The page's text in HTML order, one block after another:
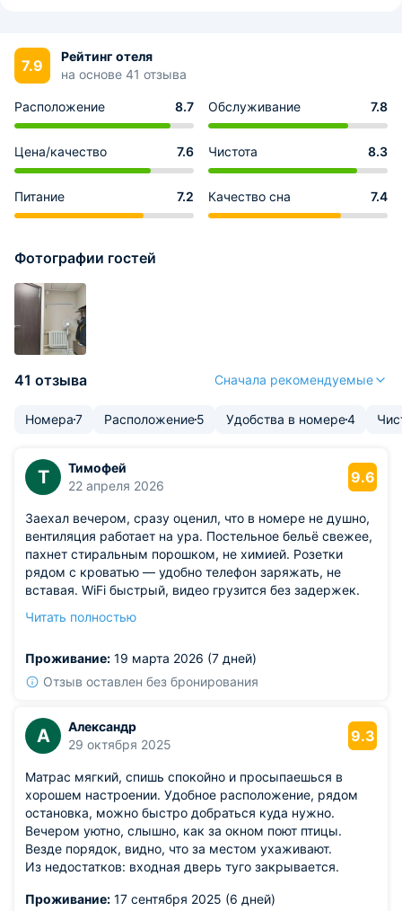
7.9
Рейтинг отеля
на основе 41 отзыва
Расположение 8.7 Обслуживание 7.8
Цена/качество 7.6 Чистота 8.3
Питание 7.2 Качество сна 7.4
Фотографии гостей
41 отзыва Сначала рекомендуемые
Номера7 Расположение5 Удобства в номере4
Т
Тимофей
22 апреля 2026
9.6
Заехал вечером, сразу оценил, что в номере не душно,
вентиляция работает на ура. Постельное бельё свежее,
пахнет стиральным порошком, не химией. Розетки
рядом с кроватью — удобно телефон заряжать, не
вставая. WiFi быстрый, видео грузится без задержек.
с булочкой съесть на свежем воздухе.
перекошено, при сильном напоре вода брызжет
наружу. Не критично, но поправят — будет аккуратнее.
Читать полностью
Проживание: 19 марта 2026 (7 дней)
Отзыв оставлен без бронирования
А
Александр
29 октября 2025
9.3
Матрас мягкий, спишь спокойно и просыпаешься в
хорошем настроении. Удобное расположение, рядом
остановка, можно быстро добраться куда нужно.
Вечером уютно, слышно, как за окном поют птицы.
Везде порядок, видно, что за местом ухаживают.
Из недостатков: входная дверь туго закрывается.
Проживание: 17 сентября 2025 (6 дней)